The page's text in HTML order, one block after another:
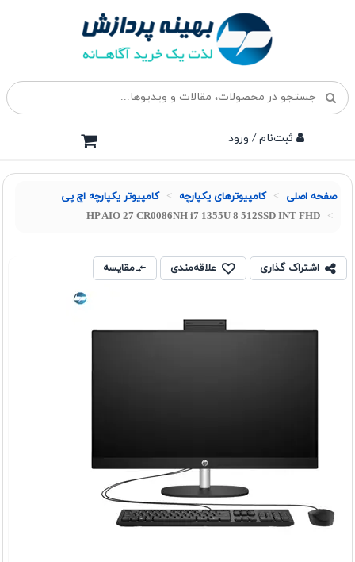
ثبت‌نام / ورود
صفحه اصلی کامپیوترهای یکپارچه کامپیوتر یکپارچه اچ پی
HP AIO 27 CR0086NH i7 1355U 8 512SSD INT FHD
اشتراک گذاری علاقه‌مندی مقایسه